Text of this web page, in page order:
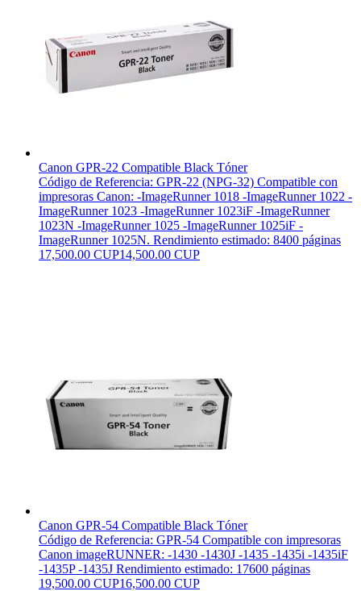
Canon GPR-22 Compatible Black Tóner
Código de Referencia: GPR-22 (NPG-32) Compatible con
impresoras Canon: -ImageRunner 1018 -ImageRunner 1022 -
ImageRunner 1023 -ImageRunner 1023iF -ImageRunner
1023N -ImageRunner 1025 -ImageRunner 1025iF -
ImageRunner 1025N. Rendimiento estimado: 8400 páginas
17,500.00 CUP14,500.00 CUP
Canon GPR-54 Compatible Black Tóner
Código de Referencia: GPR-54 Compatible con impresoras
Canon imageRUNNER: -1430 -1430J -1435 -1435i -1435iF
-1435P -1435J Rendimiento estimado: 17600 páginas
19,500.00 CUP16,500.00 CUP